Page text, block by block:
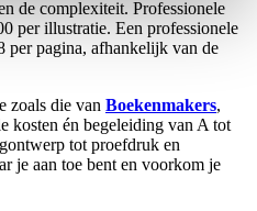
de complexiteit. Professionele
per illustratie. Een professionele
per pagina, afhankelijk van de
zoals die van Boekenmakers,
kosten én begeleiding van A tot
tot proefdruk en
je aan toe bent en voorkom je